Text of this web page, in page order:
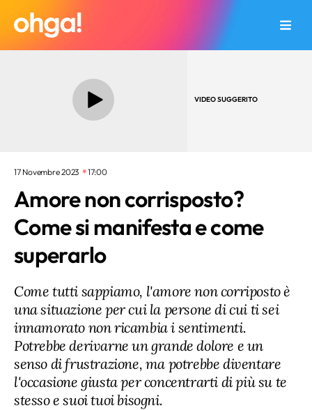
VIDEO SUGGERITO
17 Novembre 2023 17:00
Amore non corrisposto?
Come si manifesta e come
superarlo
Come tutti sappiamo, l'amore non corriposto è
una situazione per cui la persone di cui ti sei
innamorato non ricambia i sentimenti.
Potrebbe derivarne un grande dolore e un
senso di frustrazione, ma potrebbe diventare
l'occasione giusta per concentrarti di più su te
stesso e suoi tuoi bisogni.